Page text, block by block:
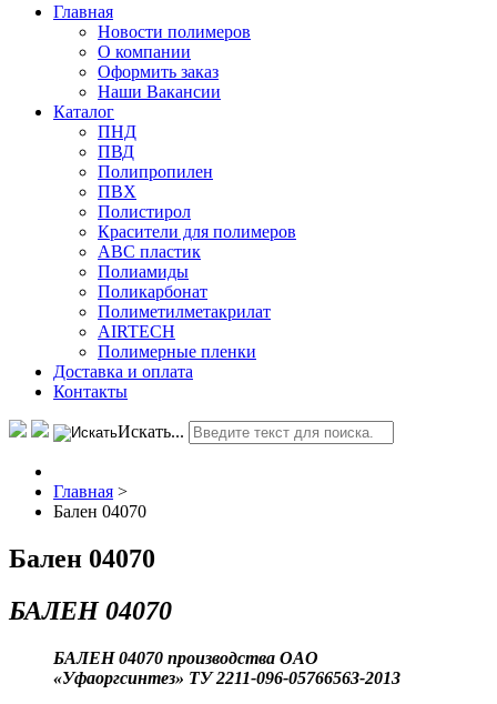
Главная
Новости полимеров
О компании
Оформить заказ
Наши Вакансии
Каталог
ПНД
ПВД
Полипропилен
ПВХ
Полистирол
Красители для полимеров
АВС пластик
Полиамиды
Поликарбонат
Полиметилметакрилат
AIRTECH
Полимерные пленки
Доставка и оплата
Контакты
Искать...
Главная >
Бален 04070
Бален 04070
БАЛЕН 04070
БАЛЕН 04070 производства ОAО
«Уфаоргсинтез» ТУ 2211-096-05766563-2013